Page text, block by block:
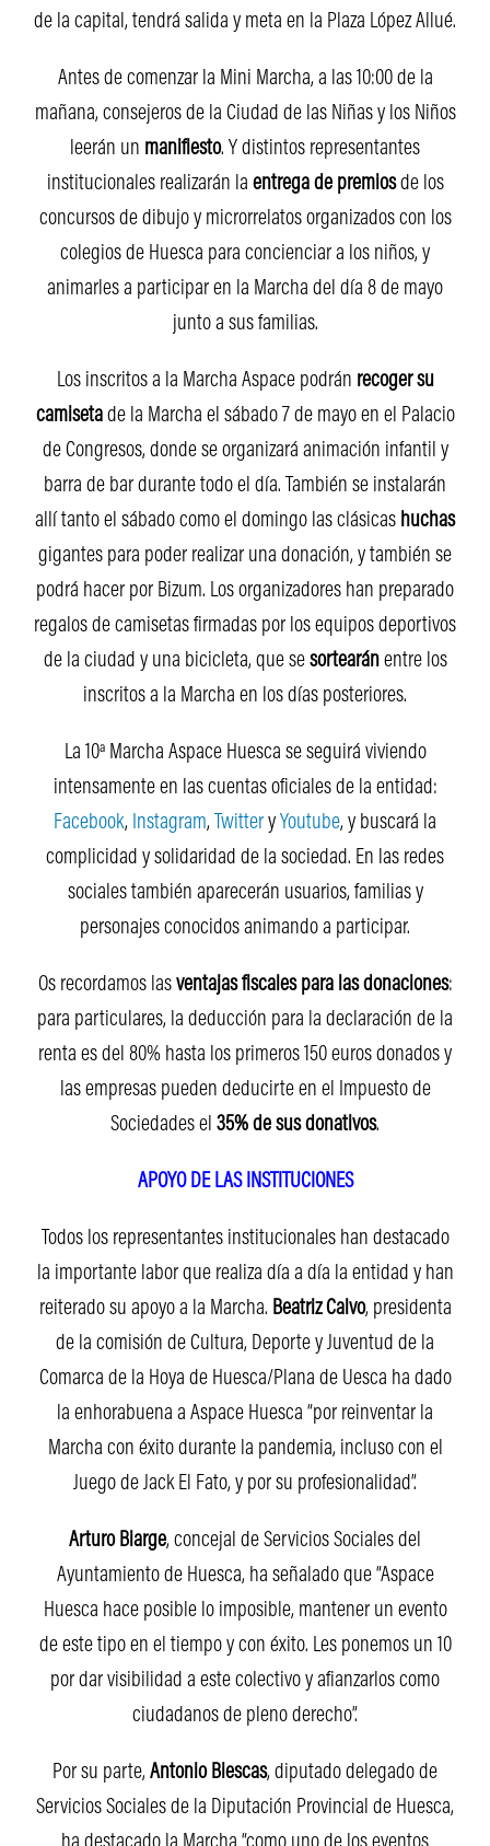
de la capital, tendrá salida y meta en la Plaza López Allué.
Antes de comenzar la Mini Marcha, a las 10:00 de la
mañana, consejeros de la Ciudad de las Niñas y los Niños
leerán un manifiesto. Y distintos representantes
institucionales realizarán la entrega de premiosde los
concursos de dibujo y microrrelatos organizados con los
colegios de Huesca para concienciar a los niños, y
animarles a participar en la Marcha del día 8 de mayo
junto a sus familias.
Los inscritos a la Marcha Aspace podrán recoger su
camisetade la Marcha el sábado 7 de mayo en el Palacio
de Congresos, donde se organizará animación infantil y
barra de bar durante todo el día. También se instalarán
allí tanto el sábado como el domingo las clásicas huchas
gigantes para poder realizar una donación, y también se
podrá hacer por Bizum. Los organizadores han preparado
regalos de camisetas firmadas por los equipos deportivos
de la ciudad y una bicicleta, que se sortearánentre los
inscritos a la Marcha en los días posteriores.
La 10ª Marcha Aspace Huesca se seguirá viviendo
intensamente en las cuentas oficiales de la entidad:
Facebook, Instagram, Twitter y Youtube, y buscará la
complicidad y solidaridad de la sociedad. En las redes
sociales también aparecerán usuarios, familias y
personajes conocidos animando a participar.
Os recordamos las ventajas fiscales para las donaciones:
para particulares, la deducción para la declaración de la
renta es del 80% hasta los primeros 150 euros donados y
las empresas pueden deducirte en el Impuesto de
Sociedades el 35% de sus donativos.
APOYO DE LAS INSTITUCIONES
Todos los representantes institucionales han destacado
la importante labor que realiza día a día la entidad y han
reiterado su apoyo a la Marcha. Beatriz Calvo, presidenta
de la comisión de Cultura, Deporte y Juventud de la
Comarca de la Hoya de Huesca/Plana de Uesca ha dado
la enhorabuena a Aspace Huesca “por reinventar la
Marcha con éxito durante la pandemia, incluso con el
Juego de Jack El Fato, y por su profesionalidad”.
Arturo Biarge, concejal de Servicios Sociales del
Ayuntamiento de Huesca, ha señalado que “Aspace
Huesca hace posible lo imposible, mantener un evento
de este tipo en el tiempo y con éxito. Les ponemos un 10
por dar visibilidad a este colectivo y afianzarlos como
ciudadanos de pleno derecho”.
Por su parte, Antonio Biescas, diputado delegado de
Servicios Sociales de la Diputación Provincial de Huesca,